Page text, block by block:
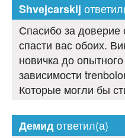
Shvejcarskij
Спасибо за
спасти вас обоих.
новичка до
зависимости
Которые могли бы
Демидответил(а)